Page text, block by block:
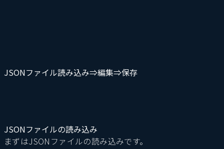
JSONファイル読み込み⇒編集⇒保存
JSONファイルの読み込み
まずはJSONファイルの読み込みです。